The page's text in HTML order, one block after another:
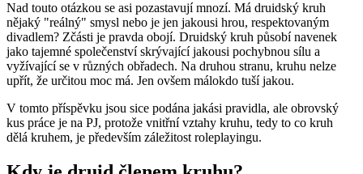
Nad touto otázkou se asi pozastavují mnozí. Má druidský kruh
nějaký "reálný" smysl nebo je jen jakousi hrou, respektovaným
divadlem? Zčásti je pravda obojí. Druidský kruh působí navenek
jako tajemné společenství skrývající jakousi pochybnou sílu a
vyžívající se v různých obřadech. Na druhou stranu, kruhu nelze
upřít, že určitou moc má. Jen ovšem málokdo tuší jakou.
V tomto příspěvku jsou sice podána jakási pravidla, ale obrovský
kus práce je na PJ, protože vnitřní vztahy kruhu, tedy to co kruh
dělá kruhem, je především záležitost roleplayingu.